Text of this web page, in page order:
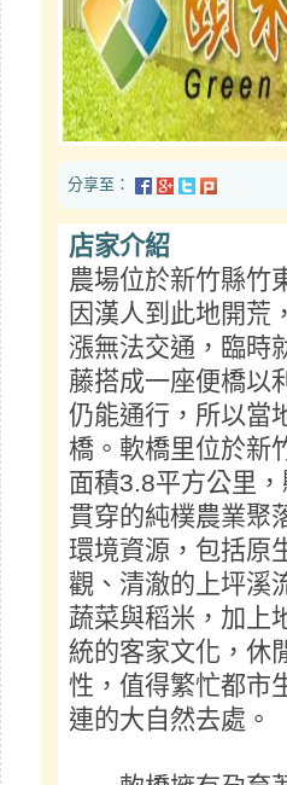
分享至： 點
店家介紹
農場位於新竹縣竹
因漢人到此地開荒
漲無法交通，臨時
藤搭成一座便橋以
仍能通行，所以當
橋。軟橋里位於新
面積3.8平方公里
貫穿的純樸農業聚
環境資源，包括原
觀、清澈的上坪溪
蔬菜與稻米，加上
統的客家文化，休
性，值得繁忙都市
連的大自然去處。